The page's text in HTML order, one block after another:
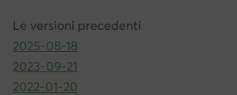
Le versioni precedenti
2025-08-18
2023-09-21
2022-01-20